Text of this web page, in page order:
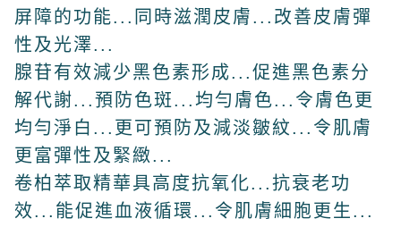
屏障的功能...同時滋潤皮膚...改善皮膚彈
性及光澤...
腺苷有效減少黑色素形成...促進黑色素分
解代謝...預防色斑...均勻膚色...令膚色更
均勻淨白...更可預防及減淡皺紋...令肌膚
更富彈性及緊緻...
卷柏萃取精華具高度抗氧化...抗衰老功
效...能促進血液循環...令肌膚細胞更生...